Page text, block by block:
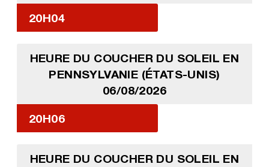
20H04
HEURE DU COUCHER DU SOLEIL EN
PENNSYLVANIE (ÉTATS-UNIS)
06/08/2026
20H06
HEURE DU COUCHER DU SOLEIL EN